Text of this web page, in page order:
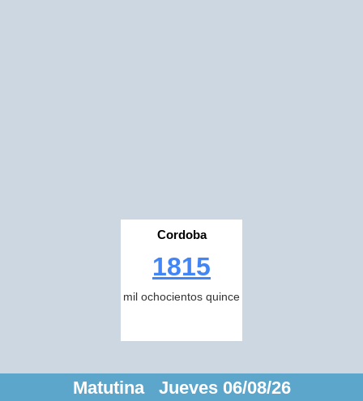
Cordoba
1815
mil ochocientos quince
Matutina Jueves 06/08/26